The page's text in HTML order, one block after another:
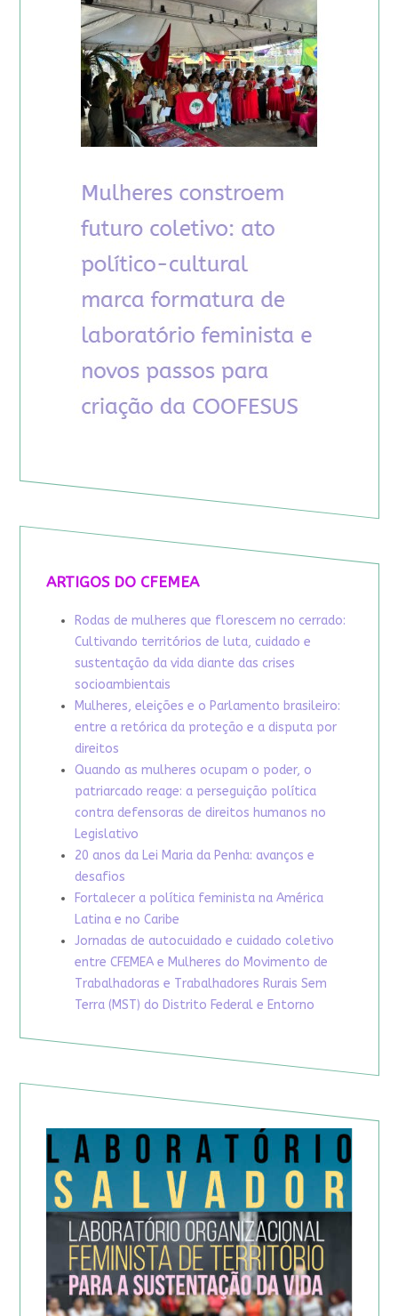
ARTIGOS DO CFEMEA
Rodas de mulheres que florescem no cerrado:
Cultivando territórios de luta, cuidado e
sustentação da vida diante das crises
socioambientais
Mulheres, eleições e o Parlamento brasileiro:
entre a retórica da proteção e a disputa por
direitos
Quando as mulheres ocupam o poder, o
patriarcado reage: a perseguição política
contra defensoras de direitos humanos no
Legislativo
20 anos da Lei Maria da Penha: avanços e
desafios
Fortalecer a política feminista na América
Latina e no Caribe
Jornadas de autocuidado e cuidado coletivo
entre CFEMEA e Mulheres do Movimento de
Trabalhadoras e Trabalhadores Rurais Sem
Terra (MST) do Distrito Federal e Entorno